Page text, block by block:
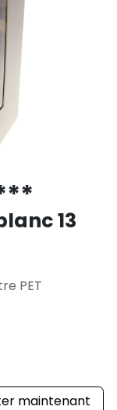
13
PET
maintenant